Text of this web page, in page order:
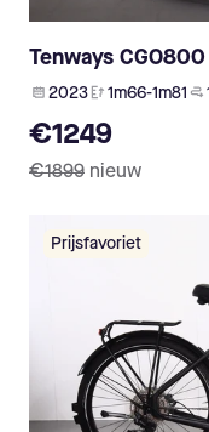
Tenways
2023 1m66-1m81
€1249
€1899 nieuw
Prijsfavoriet